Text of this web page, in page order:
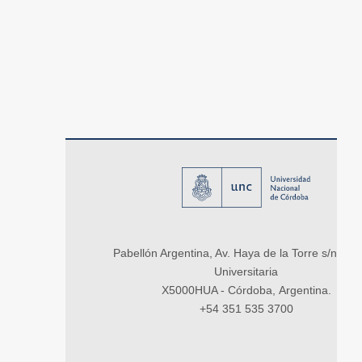
Pabellón Argentina, Av. Haya de la Torre s/n,
Universitaria
X5000HUA - Córdoba, Argentina.
+54 351 535 3700